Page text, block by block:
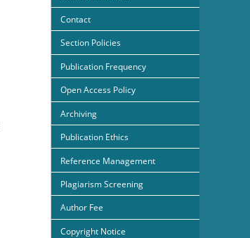
Contact
Section Policies
Publication Frequency
Open Access Policy
Archiving
Publication Ethics
Reference Management
Plagiarism Screening
Author Fee
Copyright Notice